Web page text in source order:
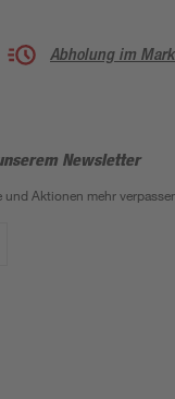
Abholung im
Newsletter
Aktionen mehr